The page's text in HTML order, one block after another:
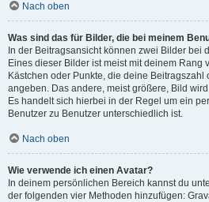
Nach oben
Was sind das für Bilder, die bei meinem
In der Beitragsansicht können zwei Bilder bei
Eines dieser Bilder ist meist mit deinem Rang
Kästchen oder Punkte, die deine Beitragszahl
angeben. Das andere, meist größere, Bild
Es handelt sich hierbei in der Regel um ein
Benutzer zu Benutzer unterschiedlich ist.
Nach oben
Wie verwende ich einen Avatar?
In deinem persönlichen Bereich kannst du
der folgenden vier Methoden hinzufügen: